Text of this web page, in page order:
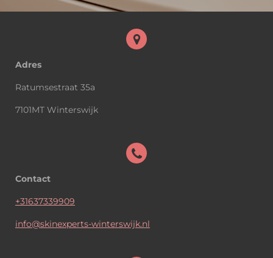
Adres
Ratumsestraat 35a
7101MT Winterswijk
Contact
+31637339909
info@skinexperts-winterswijk.nl